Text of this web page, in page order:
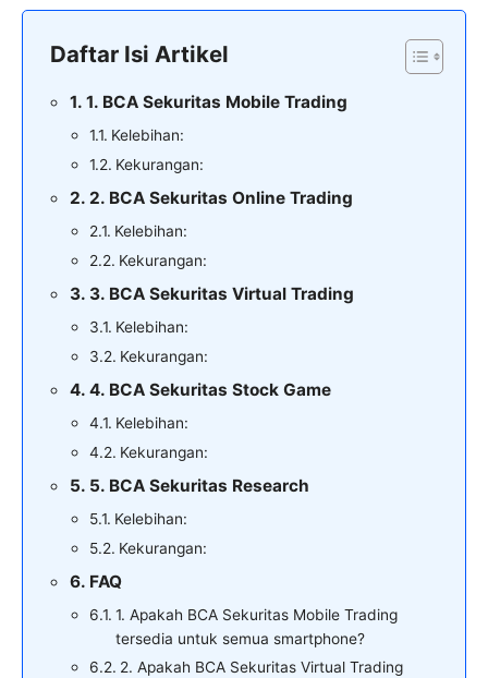
Daftar Isi Artikel
1. BCA Sekuritas Mobile Trading
Kelebihan:
Kekurangan:
2. BCA Sekuritas Online Trading
Kelebihan:
Kekurangan:
3. BCA Sekuritas Virtual Trading
Kelebihan:
Kekurangan:
4. BCA Sekuritas Stock Game
Kelebihan:
Kekurangan:
5. BCA Sekuritas Research
Kelebihan:
Kekurangan:
FAQ
1. Apakah BCA Sekuritas Mobile Trading
tersedia untuk semua smartphone?
2. Apakah BCA Sekuritas Virtual Trading